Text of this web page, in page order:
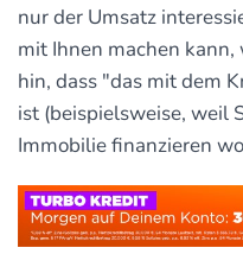
nur der Umsatz
mit Ihnen machen
hin, dass "das mit dem
ist (beispielsweise, weil
Immobilie finanzieren